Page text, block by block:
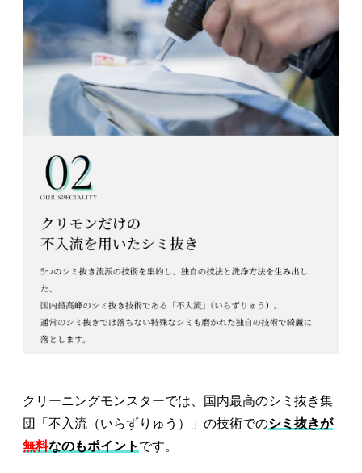
クリーニングモンスターでは、国内最高のシミ抜き集
団「不入流（いらずりゅう）」の技術でのシミ抜きが
無料なのもポイント です。